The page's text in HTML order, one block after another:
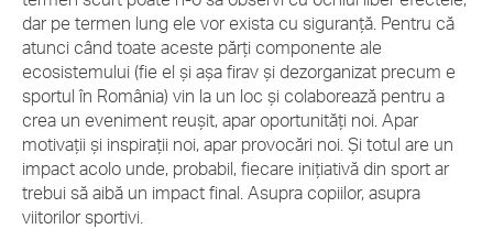
dar pe termen lung ele vor exista cu siguranță. Pentru că
atunci când toate aceste părți componente ale
ecosistemului (fie el și așa firav și dezorganizat precum e
sportul în România) vin la un loc și colaborează pentru a
crea un eveniment reușit, apar oportunități noi. Apar
motivații și inspirații noi, apar provocări noi. Și totul are un
impact acolo unde, probabil, fiecare inițiativă din sport ar
trebui să aibă un impact final. Asupra copiilor, asupra
viitorilor sportivi.